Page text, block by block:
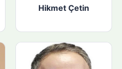
Hikmet Çetin